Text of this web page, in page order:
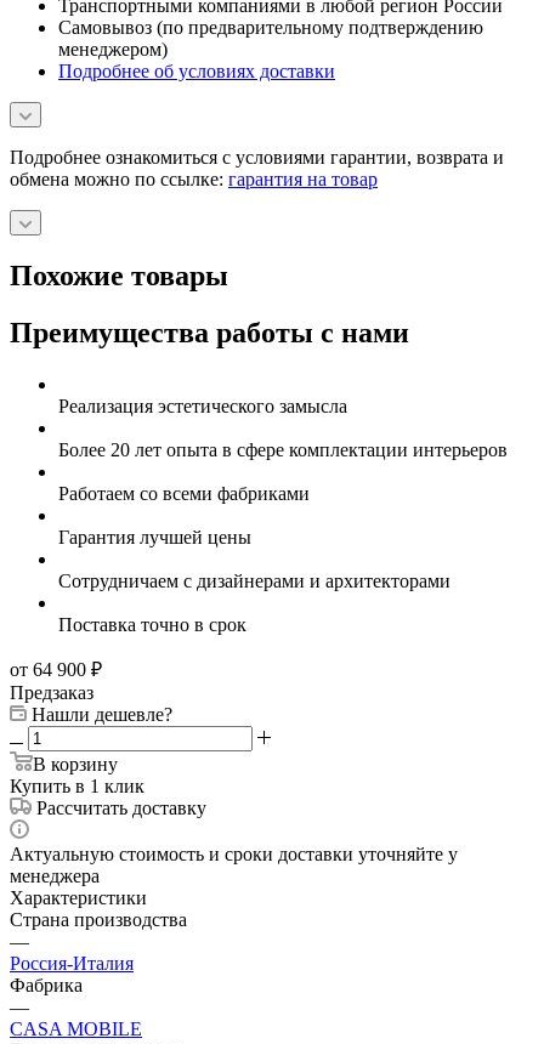
Транспортными компаниями в любой регион России
Самовывоз (по предварительному подтверждению
менеджером)
Подробнее об условиях доставки
Подробнее ознакомиться с условиями гарантии, возврата и
обмена можно по ссылке: гарантия на товар
Похожие товары
Преимущества работы с нами
Реализация эстетического замысла
Более 20 лет опыта в сфере комплектации интерьеров
Работаем со всеми фабриками
Гарантия лучшей цены
Сотрудничаем с дизайнерами и архитекторами
Поставка точно в срок
от 64 900 ₽
Предзаказ
Нашли дешевле?
В корзину
Купить в 1 клик
Рассчитать доставку
Актуальную стоимость и сроки доставки уточняйте у
менеджера
Характеристики
Страна производства
—
Россия-Италия
Фабрика
—
CASA MOBILE